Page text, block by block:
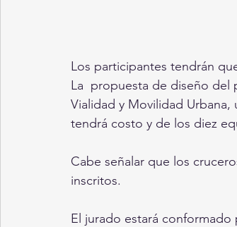
Los participantes tendrán
La  propuesta de diseño del
Vialidad y Movilidad
tendrá costo y de los diez
Cabe señalar que los
inscritos.
El jurado estará